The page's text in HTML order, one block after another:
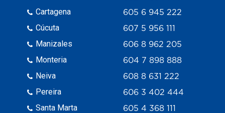
Cartagena
Cúcuta
Manizales
Monteria
Neiva
Pereira
Santa Marta
605 6 945 222
607 5 956 111
606 8 962 205
604 7 898 888
608 8 631 222
606 3 402 444
605 4 368 111